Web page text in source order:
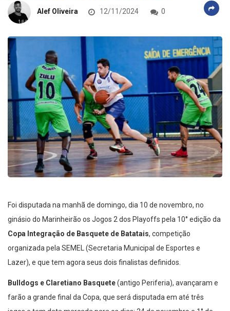
Alef Oliveira 12/11/2024 0
Foi disputada na manhã de domingo, dia 10 de novembro, no
ginásio do Marinheirão os Jogos 2 dos Playoffs pela 10° edição da
Copa Integração de Basquete de Batatais, competição
organizada pela SEMEL (Secretaria Municipal de Esportes e
Lazer), e que tem agora seus dois finalistas definidos.
Bulldogs e Claretiano Basquete (antigo Periferia), avançaram e
farão a grande final da Copa, que será disputada em até três